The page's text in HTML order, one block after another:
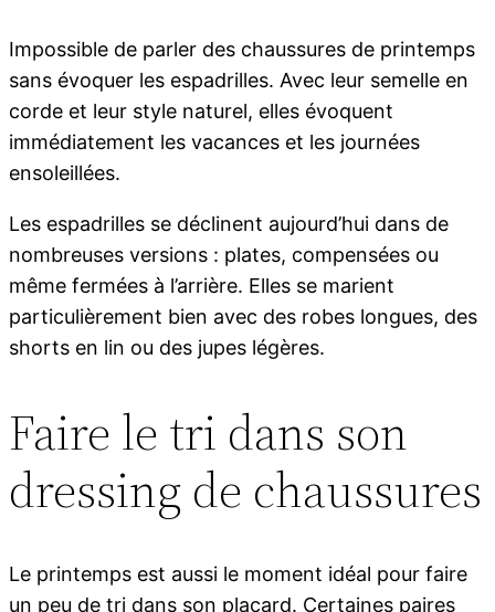
Impossible de parler des chaussures de printemps
sans évoquer les espadrilles. Avec leur semelle en
corde et leur style naturel, elles évoquent
immédiatement les vacances et les journées
ensoleillées.
Les espadrilles se déclinent aujourd’hui dans de
nombreuses versions : plates, compensées ou
même fermées à l’arrière. Elles se marient
particulièrement bien avec des robes longues, des
shorts en lin ou des jupes légères.
Faire le tri dans son
dressing de chaussures
Le printemps est aussi le moment idéal pour faire
un peu de tri dans son placard. Certaines paires